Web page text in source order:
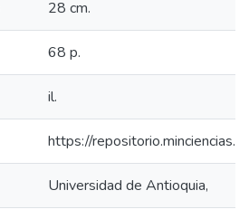
28 cm.
68 p.
il.
https://
Universidad de Antioquia,